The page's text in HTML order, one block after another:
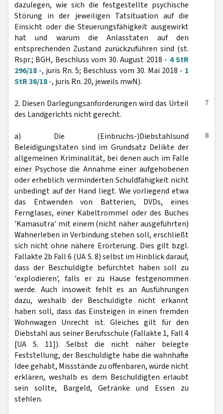
dazulegen, wie sich die festgestellte psychische
Störung in der jeweiligen Tatsituation auf die
Einsicht oder die Steuerungsfähigkeit ausgewirkt
hat und warum die Anlasstaten auf den
entsprechenden Zustand zurückzuführen sind (st.
Rspr.; BGH, Beschluss vom 30. August 2018 - 4 StR
296/18 -, juris Rn. 5; Beschluss vom 30. Mai 2018 - 1
StR 36/18-, juris Rn. 20, jeweils mwN).
7
2. Diesen Darlegungsanforderungen wird das Urteil
des Landgerichts nicht gerecht.
8
a) Die (Einbruchs-)Diebstahlsund
Beleidigungstaten sind im Grundsatz Delikte der
allgemeinen Kriminalität, bei denen auch im Falle
einer Psychose die Annahme einer aufgehobenen
oder erheblich verminderten Schuldfähigkeit nicht
unbedingt auf der Hand liegt. Wie vorliegend etwa
das Entwenden von Batterien, DVDs, eines
Fernglases, einer Kabeltrommel oder des Buches
'Kamasutra' mit einem (nicht näher ausgeführten)
Wahnerleben in Verbindung stehen soll, erschließt
sich nicht ohne nähere Erörterung. Dies gilt bzgl.
Fallakte 2b Fall 6 (UA S. 8) selbst im Hinblick darauf,
dass der Beschuldigte befürchtet haben soll zu
'explodieren', falls er zu Hause festgenommen
werde. Auch insoweit fehlt es an Ausführungen
dazu, weshalb der Beschuldigte nicht erkannt
haben soll, dass das Einsteigen in einen fremden
Wohnwagen Unrecht ist. Gleiches gilt für den
Diebstahl aus seiner Berufsschule (Fallakte 1, Fall 4
[UA S. 11]). Selbst die nicht näher belegte
Feststellung, der Beschuldigte habe die wahnhafte
Idee gehabt, Missstände zu offenbaren, würde nicht
erklären, weshalb es dem Beschuldigten erlaubt
sein sollte, Bargeld, Getränke und Essen zu
stehlen.